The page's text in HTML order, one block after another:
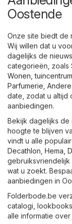
Oostende
Onze site biedt de
Wij willen dat u
dagelijks de
categorieën, zoals
Wonen, tuincentrum
Parfumerie Andere
date, zodat u altijd
aanbiedingen.
Bekijk dagelijks
hoogte te blijven
vindt u alle
Decathlon Hema
wat u zoekt.
aanbiedingen in
Folderbode.be
catalogi,
alle informatie